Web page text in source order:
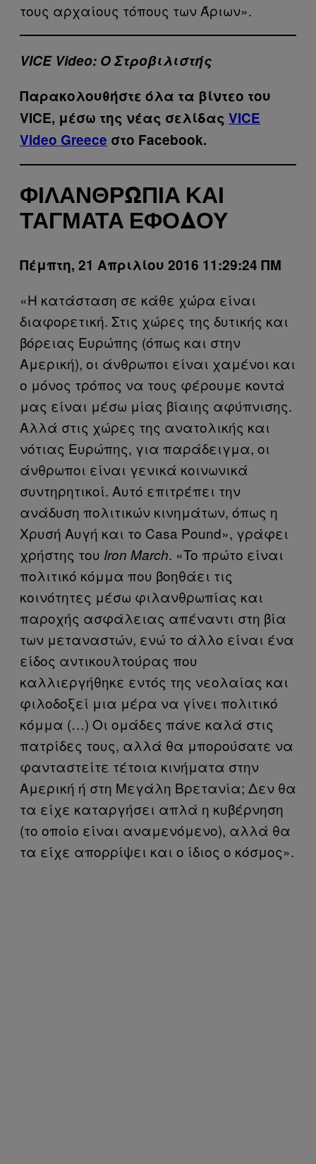
τους αρχαίους τόπους των Άριων».
VICE Video: Ο Στροβιλιστής
Παρακολουθήστε όλα τα βίντεo του
VICE, μέσω της νέας σελίδας VICE
Video Greece στο Facebook.
ΦΙΛΑΝΘΡΩΠΊΑ ΚΑΙ
ΤΆΓΜΑΤΑ ΕΦΌΔΟΥ
Πέμπτη, 21 Απριλίου 2016 11:29:24 ΠΜ
«Η κατάσταση σε κάθε χώρα είναι
διαφορετική. Στις χώρες της δυτικής και
βόρειας Ευρώπης (όπως και στην
Αμερική), οι άνθρωποι είναι χαμένοι και
ο μόνος τρόπος να τους φέρουμε κοντά
μας είναι μέσω μίας βίαιης αφύπνισης.
Αλλά στις χώρες της ανατολικής και
νότιας Ευρώπης, για παράδειγμα, οι
άνθρωποι είναι γενικά κοινωνικά
συντηρητικοί. Αυτό επιτρέπει την
ανάδυση πολιτικών κινημάτων, όπως η
Χρυσή Αυγή και το Casa Pound», γράφει
χρήστης του Iron March. «To πρώτο είναι
πολιτικό κόμμα που βοηθάει τις
κοινότητες μέσω φιλανθρωπίας και
παροχής ασφάλειας απέναντι στη βία
των μεταναστών, ενώ το άλλο είναι ένα
είδος αντικουλτούρας που
καλλιεργήθηκε εντός της νεολαίας και
φιλοδοξεί μια μέρα να γίνει πολιτικό
κόμμα (…) Οι ομάδες πάνε καλά στις
πατρίδες τους, αλλά θα μπορούσατε να
φανταστείτε τέτοια κινήματα στην
Αμερική ή στη Μεγάλη Βρετανία; Δεν θα
τα είχε καταργήσει απλά η κυβέρνηση
(το οποίο είναι αναμενόμενο), αλλά θα
τα είχε απορρίψει και ο ίδιος ο κόσμος».